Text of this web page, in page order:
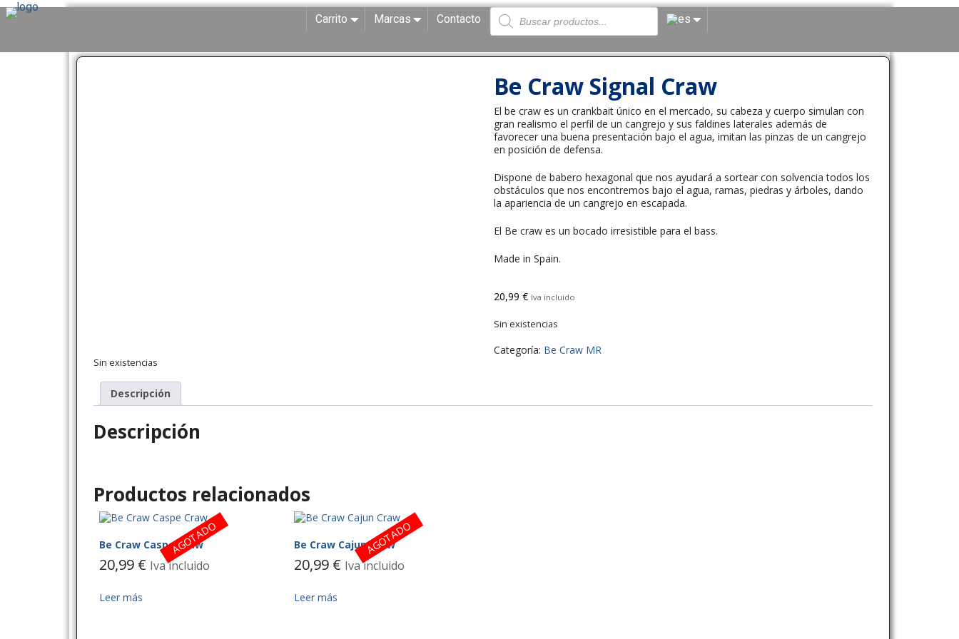
Carrito Marcas Contacto
Be Craw Signal Craw
El be craw es un crankbait único en el mercado, su cabeza y cuerpo simulan con
gran realismo el perfil de un cangrejo y sus faldines laterales además de
favorecer una buena presentación bajo el agua, imitan las pinzas de un cangrejo
en posición de defensa.
Dispone de babero hexagonal que nos ayudará a sortear con solvencia todos los
obstáculos que nos encontremos bajo el agua, ramas, piedras y árboles, dando
la apariencia de un cangrejo en escapada.
El Be craw es un bocado irresistible para el bass.
Made in Spain.
20,99 € Iva incluido
Sin existencias
Categoría: Be Craw MR
Sin existencias
Descripción
Descripción
Productos relacionados
Be Craw Caspe Craw
20,99 € Iva incluido
Leer más
AGOTADO Be Craw Cajun Craw
20,99 € Iva incluido
Leer más
AGOTADO